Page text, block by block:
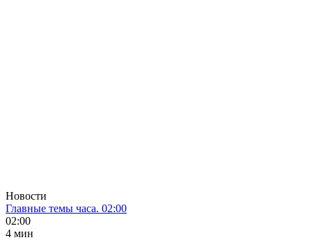
Новости
Главные темы часа. 02:00
02:00
4 мин